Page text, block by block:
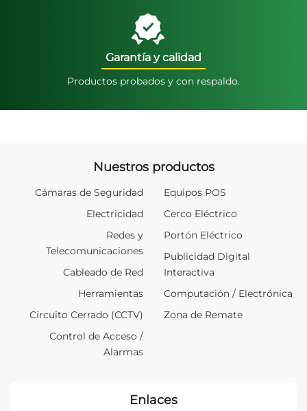
Garantía y calidad
Productos probados y con respaldo.
Nuestros productos
Cámaras de Seguridad
Electricidad
Redes y
Telecomunicaciones
Cableado de Red
Herramientas
Circuito Cerrado (CCTV)
Control de Acceso /
Alarmas
Equipos POS
Cerco Eléctrico
Portón Eléctrico
Publicidad Digital
Interactiva
Computación / Electrónica
Zona de Remate
Enlaces